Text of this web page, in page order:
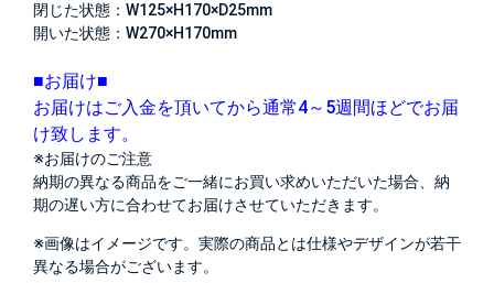
閉じた状態：W125×H170×D25mm
開いた状態：W270×H170mm
■お届け■
お届けはご入金を頂いてから通常4～5週間ほどでお届
け致します。
※お届けのご注意
納期の異なる商品をご一緒にお買い求めいただいた場合、納
期の遅い方に合わせてお届けさせていただきます。
※画像はイメージです。実際の商品とは仕様やデザインが若干
異なる場合がございます。